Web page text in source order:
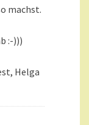
machst.
:-)))
Helga